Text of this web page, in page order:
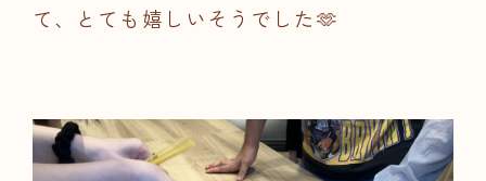
て、とても嬉しいそうでした🫶